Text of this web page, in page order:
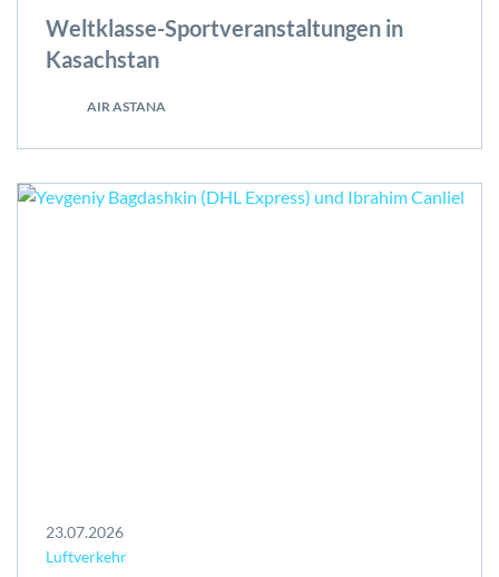
Weltklasse-Sportveranstaltungen in
Kasachstan
AIR ASTANA
23.07.2026
Luftverkehr